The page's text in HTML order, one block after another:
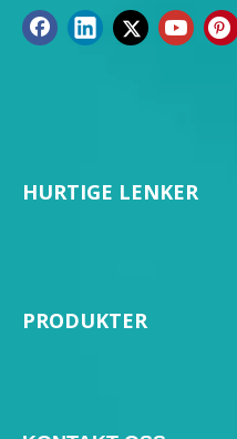
HURTIGE LENKER
PRODUKTER